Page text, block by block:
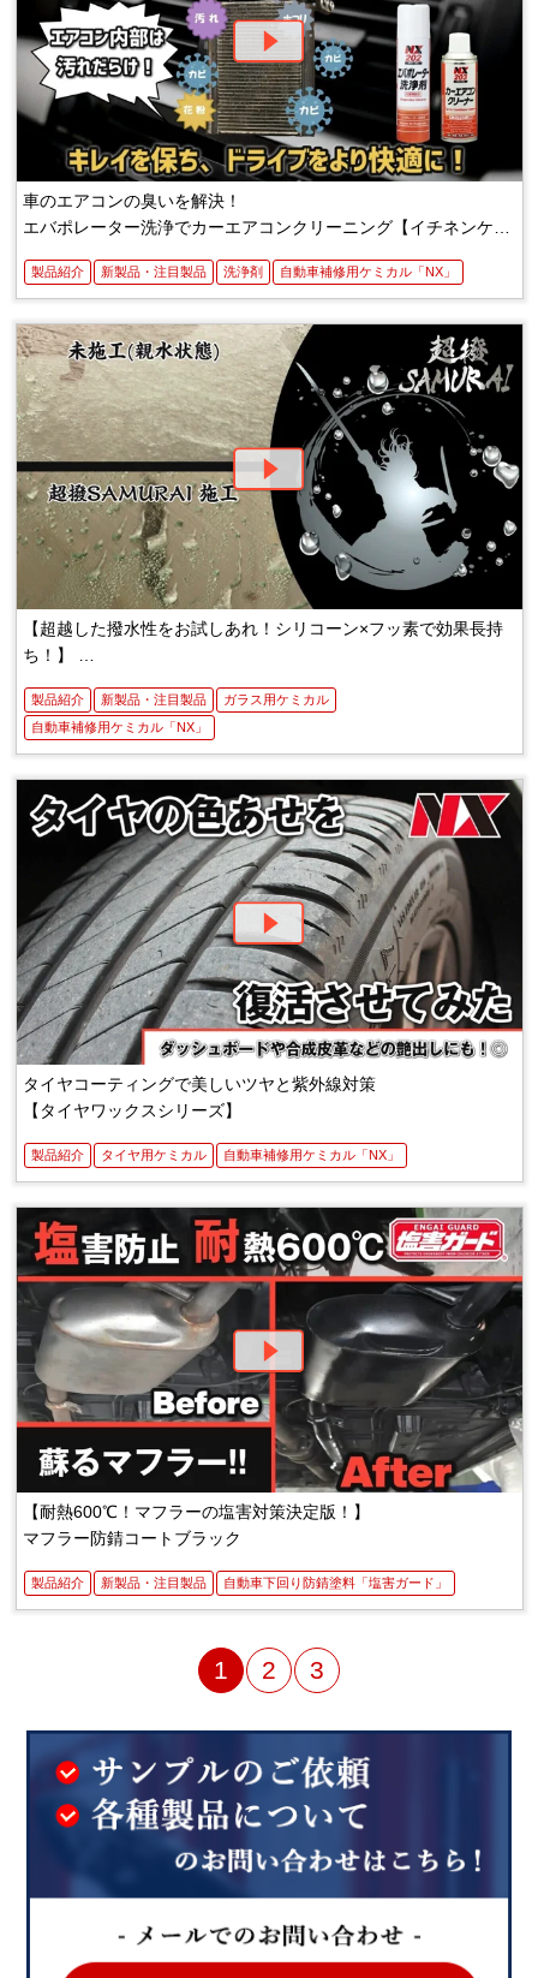
車のエアコンの臭いを解決！
エバポレーター洗浄でカーエアコンクリーニング【イチネンケミ
製品紹介 新製品・注目製品 洗浄剤 自動車補修用ケミカル「NX」
【超越した撥水性をお試しあれ！シリコーン×フッ素で効果長持
ち！】
製品紹介 新製品・注目製品
ガラス用ケミカル
自動車補修用ケミカル「NX」
タイヤコーティングで美しいツヤと紫外線対策
【タイヤワックスシリーズ】
製品紹介 タイヤ用ケミカル 自動車補修用ケミカル「NX」
【耐熱600℃！マフラーの塩害対策決定版！】
マフラー防錆コートブラック
製品紹介 新製品・注目製品 自動車下回り防錆塗料「塩害ガード」
1 2 3